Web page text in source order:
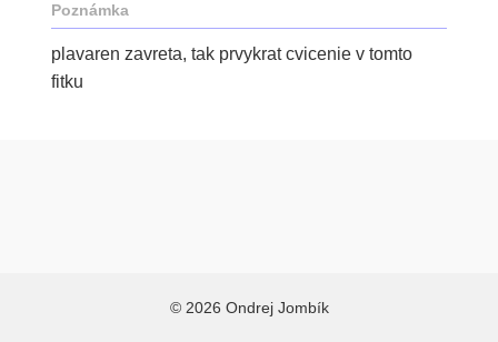
Poznámka
plavaren zavreta, tak prvykrat cvicenie v tomto
fitku
© 2026 Ondrej Jombík